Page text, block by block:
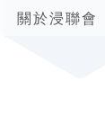
關於浸聯會